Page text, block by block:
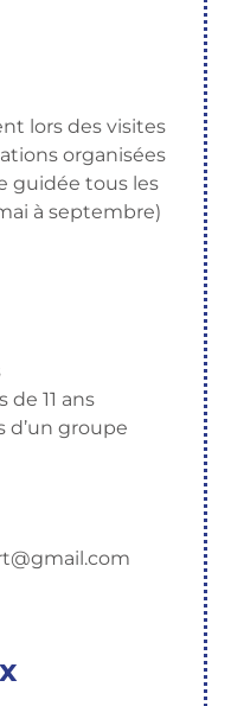
lors des visites
organisées
guidée tous les
à septembre)
11 ans
groupe